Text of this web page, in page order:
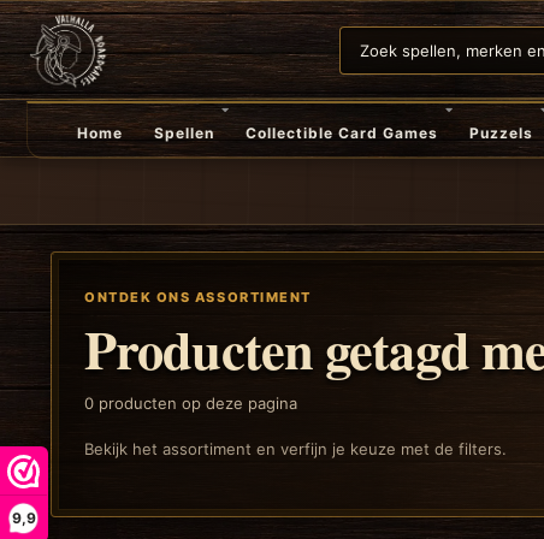
9,9
Home Spellen Collectible Card Games Puzzels
ONTDEK ONS ASSORTIMENT
Producten getagd
0 producten op deze pagina
Bekijk het assortiment en verfijn je keuze met de filters.